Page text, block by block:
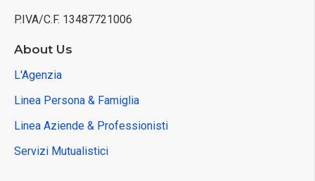
P.IVA/C.F. 13487721006
About Us
L'Agenzia
Linea Persona & Famiglia
Linea Aziende & Professionisti
Servizi Mutualistici